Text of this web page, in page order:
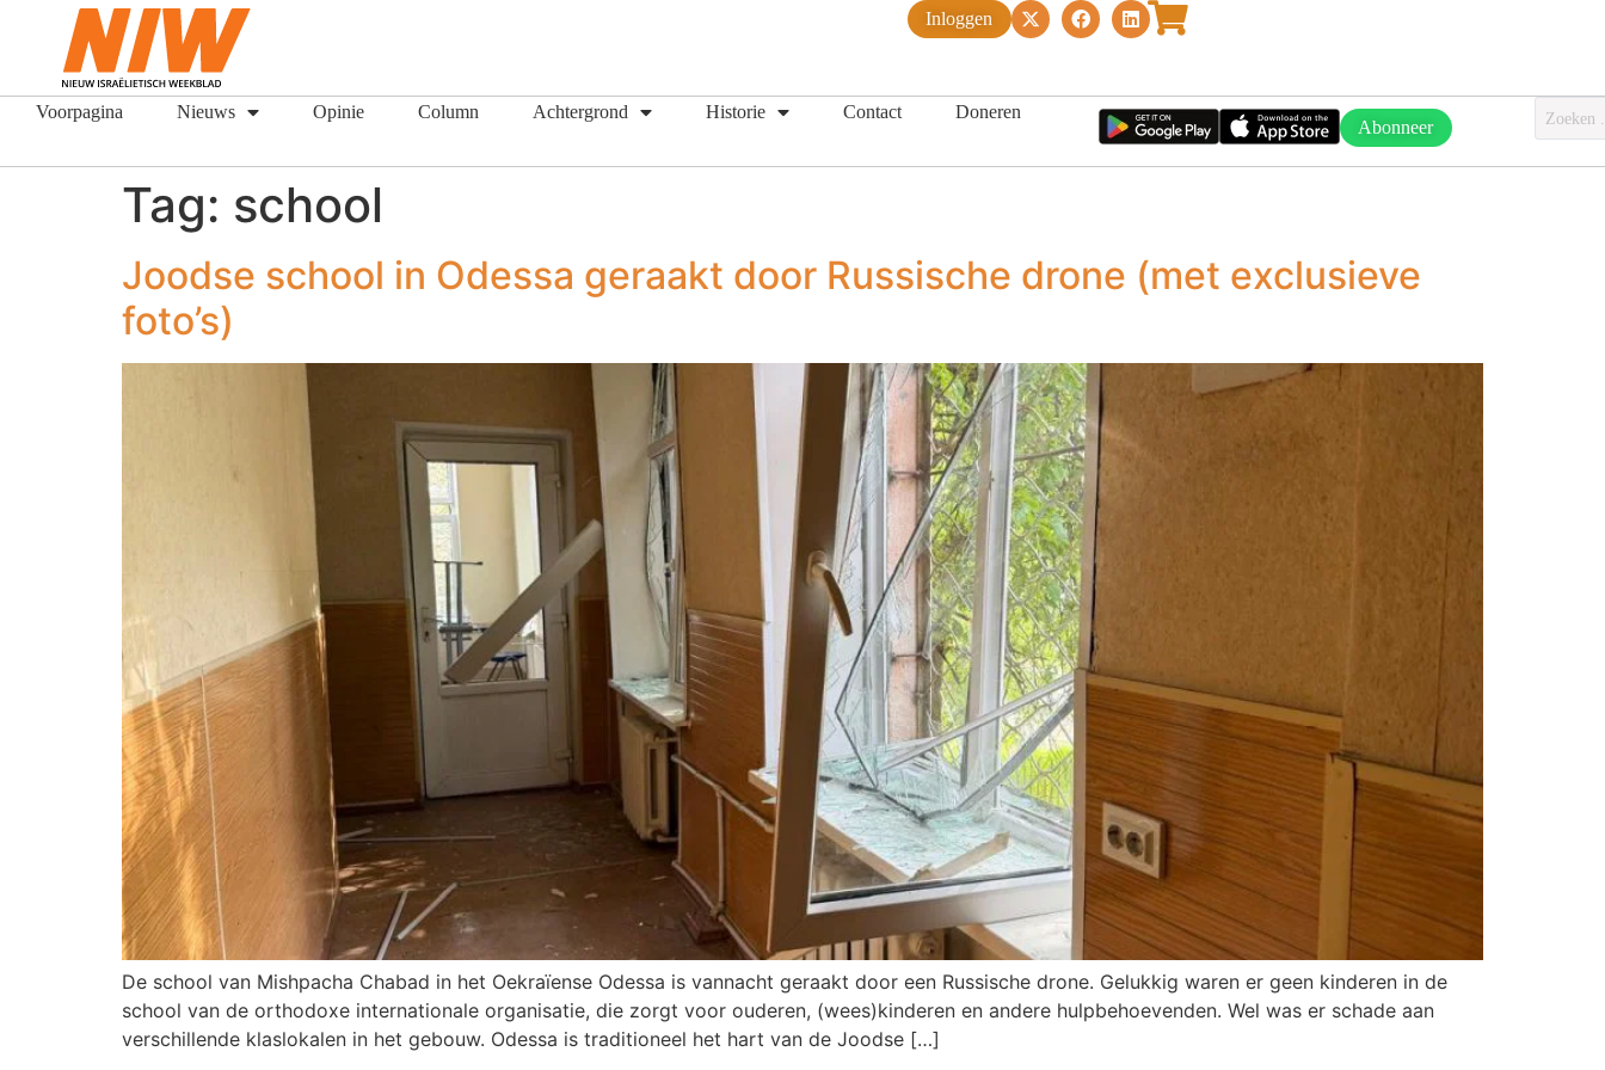
Inloggen
Voorpagina Nieuws Opinie Column Achtergrond Historie Contact Doneren
Abonneer
Tag: school
Joodse school in Odessa geraakt door Russische drone (met exclusieve
foto’s)
De school van Mishpacha Chabad in het Oekraïense Odessa is vannacht geraakt door een Russische drone. Gelukkig waren er geen kinderen in de
school van de orthodoxe internationale organisatie, die zorgt voor ouderen, (wees)kinderen en andere hulpbehoevenden. Wel was er schade aan
verschillende klaslokalen in het gebouw. Odessa is traditioneel het hart van de Joodse […]